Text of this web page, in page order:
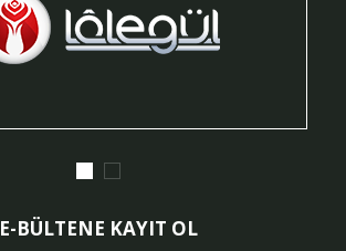
E-BÜLTENE KAYIT OL